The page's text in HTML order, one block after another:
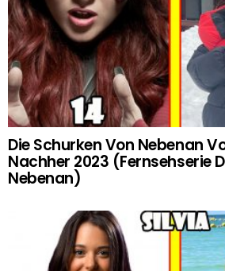
Die Schurken Von Nebenan
Nachher 2023 (Fernsehserie
Nebenan)